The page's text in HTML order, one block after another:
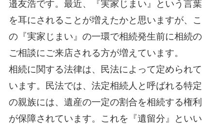
邉友浩です。最近、『実家じまい』という言葉
を耳にされることが増えたかと思いますが、こ
の『実家じまい』の一環で相続発生前に相続の
ご相談にご来店される方が増えています。
相続に関する法律は、民法によって定められて
います。民法では、法定相続人と呼ばれる特定
の親族には、遺産の一定の割合を相続する権利
が保障されています。これを『遺留分』といい